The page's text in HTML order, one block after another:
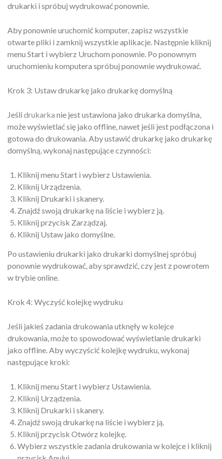
drukarki i spróbuj wydrukować ponownie.
Aby ponownie uruchomić komputer, zapisz wszystkie
otwarte pliki i zamknij wszystkie aplikacje. Następnie kliknij
menu Start i wybierz Uruchom ponownie. Po ponownym
uruchomieniu komputera spróbuj ponownie wydrukować.
Krok 3: Ustaw drukarkę jako drukarkę domyślną
Jeśli drukarka nie jest ustawiona jako drukarka domyślna,
może wyświetlać się jako offline, nawet jeśli jest podłączona i
gotowa do drukowania. Aby ustawić drukarkę jako drukarkę
domyślną, wykonaj następujące czynności:
Kliknij menu Start i wybierz Ustawienia.
Kliknij Urządzenia.
Kliknij Drukarki i skanery.
Znajdź swoją drukarkę na liście i wybierz ją.
Kliknij przycisk Zarządzaj.
Kliknij Ustaw jako domyślne.
Po ustawieniu drukarki jako drukarki domyślnej spróbuj
ponownie wydrukować, aby sprawdzić, czy jest z powrotem
w trybie online.
Krok 4: Wyczyść kolejkę wydruku
Jeśli jakieś zadania drukowania utknęły w kolejce
drukowania, może to spowodować wyświetlanie drukarki
jako offline. Aby wyczyścić kolejkę wydruku, wykonaj
następujące kroki:
Kliknij menu Start i wybierz Ustawienia.
Kliknij Urządzenia.
Kliknij Drukarki i skanery.
Znajdź swoją drukarkę na liście i wybierz ją.
Kliknij przycisk Otwórz kolejkę.
Wybierz wszystkie zadania drukowania w kolejce i kliknij